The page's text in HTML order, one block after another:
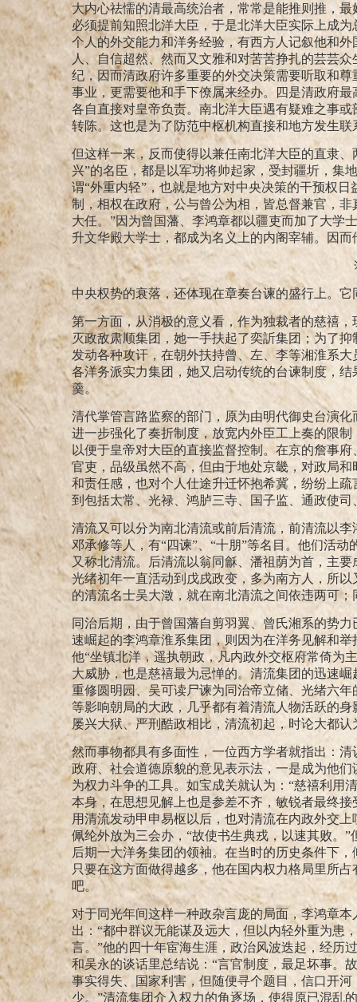
大内心祛懦的清最高统治者，常常是能推则推，
必须提前知照北洋大臣，于是北洋大臣实际上成
个人的外交能力和洋务经验，有西方人记叙他和
人、自信超然、然而又文雅和对苦苦挣扎的芸芸众
纪，因而清政府许多重要的外交决策需要听取和
事业，更需要他和手下僚属来经办。四是清政府
各自直接对皇帝负责。南北洋大臣遇有疑难之事
转陈。这也是为了防范中枢机构直接和地方发生联
但这样一来，反而使得以兼任南北洋大臣的直隶
兴”的名臣，都是以军功将帅起家，受封疆圻，集
谓“外重内轻”，也就是地方对中央决策的干预权
制，相权在政府，公与曾公为相，皆总督兼官，
大任。”因为曾国藩、李鸿章都以疆吏而加了大学
升文华殿大学士，都成为名义上的内阁宰辅。因
中央权势的衰落，还体现在章奏台谏的盛行上。
第一方面，从消极的意义看，作为独裁者的慈禧
灭政敌肃顺集团，她一手扶起了奕訢集团；为了
发动各种攻讦，在朝外扶持曾、左、李等湘淮系
各洋务派实力集团，她又启动传统的台谏制度，
羹。
清代掌管言路监察的部门，原为由明代御史台演
进一步强化了奏折制度，放宽内外臣工上奏的限
以便于皇帝对大臣的直接监督控制。 在京的詹事府
官吏，品级虽然不高，但由于地处京畿，对政局
和责任感，也对个人仕途升迁怀抱希冀，纷纷上
到包括太常、光禄、鸿胪三寺、国子监、通政使
清流又可以分为南北清流或前后清流， 前清流以李
邓承修等人，有“四谏”、“十朋”等名目。 他们活动
又称北清流。后清流以翁同龢、潘祖荫为首，主
光绪初年一直活动到戊戌政变，多为南方人，所以
的清流名士吴大澂，就在南北清流之间依违两可
同治后期，由于曾国藩自剪羽翼、曾氏湘系的势
速崛起的李鸿章淮系集团，则因为在洋务见解和
他“坐镇北洋，遥执朝政，凡内政外交枢府常倚为
大威胁，也是慈禧最为忌惮的。清流集团的迅速
重修圆明园、吴可读尸谏为同治帝立储、 光绪六年
等影响朝局的大政，几乎都有着清流人物活跃的
屡兴大狱、严刑酷政相比，清流初起，时论大都
然而事物都具有多面性，一位西方学者就指出：
政府、社会道德原貌的意见表示法，一是成为他
为权力斗争的工具。如宝成关就认为：“慈禧利用
本身，在思想见解上也是参差不齐，敏锐者最终
用清流发动甲申易枢以后，也对清流在内政外交
佩纶外放为三会办， “故使书生典戎，以速其败。”
后期一大洋务集团的领袖。在当时的历史条件下
只要在这方面做得越多，他在国内权力格局里所
吧。
对于同光年间这样一种政杂言庞的局面，李鸿章
出：“都中群议无能谋及远大，但以内轻外重为患
言。”他的四十年宦海生涯，政治风波迭起，经历
和吴永的谈话里总结说：“言官制度，最足坏事。
事实得失、国家利害，但随便寻个题目，信口开
少。”清流集团介入权力的角逐场，使得原已混乱